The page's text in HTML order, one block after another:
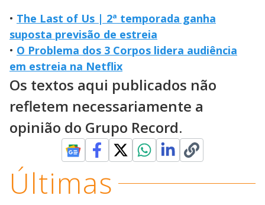
• The Last of Us | 2ª temporada ganha
suposta previsão de estreia
• O Problema dos 3 Corpos lidera audiência
em estreia na Netflix
Os textos aqui publicados não
refletem necessariamente a
opinião do Grupo Record.
Últimas